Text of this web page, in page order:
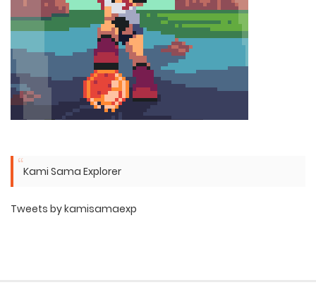
Kami Sama Explorer
Tweets by kamisamaexp